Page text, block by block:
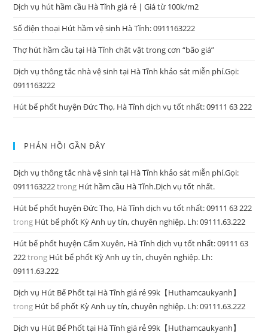
Dịch vụ hút hầm cầu Hà Tĩnh giá rẻ | Giá từ 100k/m2
Số điện thoại Hút hầm vệ sinh Hà Tĩnh: 0911163222
Thợ hút hầm cầu tại Hà Tĩnh chật vật trong cơn “bão giá”
Dịch vụ thông tắc nhà vệ sinh tại Hà Tĩnh khảo sát miễn phí.Gọi:
0911163222
Hút bể phốt huyện Đức Thọ, Hà Tĩnh dịch vụ tốt nhất: 09111 63 222
PHẢN HỒI GẦN ĐÂY
Dịch vụ thông tắc nhà vệ sinh tại Hà Tĩnh khảo sát miễn phí.Gọi:
0911163222trong Hút hầm cầu Hà Tĩnh.Dịch vụ tốt nhất.
Hút bể phốt huyện Đức Thọ, Hà Tĩnh dịch vụ tốt nhất: 09111 63 222
trong Hút bể phốt Kỳ Anh uy tín, chuyên nghiệp. Lh: 09111.63.222
Hút bể phốt huyện Cẩm Xuyên, Hà Tĩnh dịch vụ tốt nhất: 09111 63
222trong Hút bể phốt Kỳ Anh uy tín, chuyên nghiệp. Lh:
09111.63.222
Dịch vụ Hút Bể Phốt tại Hà Tĩnh giá rẻ 99k【Huthamcaukyanh】
trong Hút bể phốt Kỳ Anh uy tín, chuyên nghiệp. Lh: 09111.63.222
Dịch vụ Hút Bể Phốt tại Hà Tĩnh giá rẻ 99k【Huthamcaukyanh】